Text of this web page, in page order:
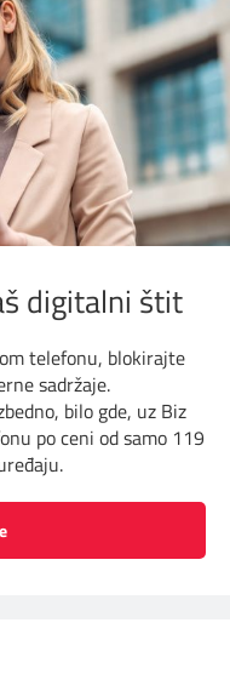
digitalni štit
telefonu, blokirajte
sadržaje.
bilo gde, uz Biz
po ceni od samo 119